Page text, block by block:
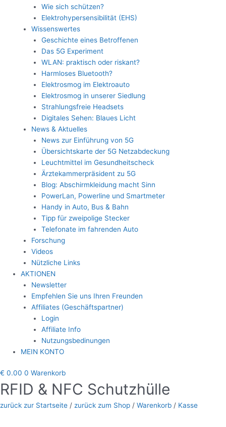
Wie sich schützen?
Elektrohypersensibilität (EHS)
Wissenswertes
Geschichte eines Betroffenen
Das 5G Experiment
WLAN: praktisch oder riskant?
Harmloses Bluetooth?
Elektrosmog im Elektroauto
Elektrosmog in unserer Siedlung
Strahlungsfreie Headsets
Digitales Sehen: Blaues Licht
News & Aktuelles
News zur Einführung von 5G
Übersichtskarte der 5G Netzabdeckung
Leuchtmittel im Gesundheitscheck
Ärztekammerpräsident zu 5G
Blog: Abschirmkleidung macht Sinn
PowerLan, Powerline und Smartmeter
Handy in Auto, Bus & Bahn
Tipp für zweipolige Stecker
Telefonate im fahrenden Auto
Forschung
Videos
Nützliche Links
AKTIONEN
Newsletter
Empfehlen Sie uns Ihren Freunden
Affiliates (Geschäftspartner)
Login
Affiliate Info
Nutzungsbedinungen
MEIN KONTO
€ 0.00 0 Warenkorb
RFID & NFC Schutzhülle
zurück zur Startseite / zurück zum Shop / Warenkorb / Kasse